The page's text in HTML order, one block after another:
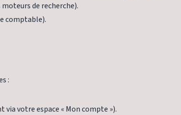
de recherche).
comptable).
:
votre espace « Mon compte »).